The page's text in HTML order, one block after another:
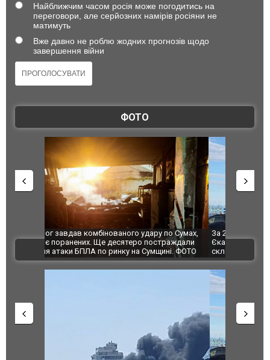
Найближчим часом росія може погодитись на
переговори, але серйозних намірів росіяни не
матимуть
Вже давно не роблю жодних прогнозів щодо
завершення війни
ФОТО
За 2000 кілометрів від кордону з Україною: в
Єкатеринбурзі після атаки дронів загорівся
склад Wildberries. ФОТО. ВІДЕО
"Мої
ВІДЕО